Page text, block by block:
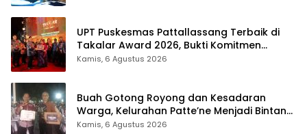
UPT Puskesmas Pattallassang Terbaik di
Takalar Award 2026, Bukti Komitmen
Hadirkan Pelayanan Kesehatan Berkualitas
Kamis, 6 Agustus 2026
Buah Gotong Royong dan Kesadaran
Warga, Kelurahan Patte’ne Menjadi Bintang
Takalar Award 2026
Kamis, 6 Agustus 2026